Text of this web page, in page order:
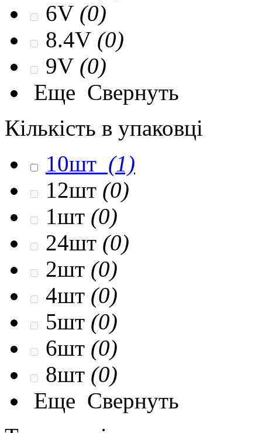
6V (0)
8.4V (0)
9V (0)
Еще Свернуть
Кількість в упаковці
10шт (1)
12шт (0)
1шт (0)
24шт (0)
2шт (0)
4шт (0)
5шт (0)
6шт (0)
8шт (0)
Еще Свернуть